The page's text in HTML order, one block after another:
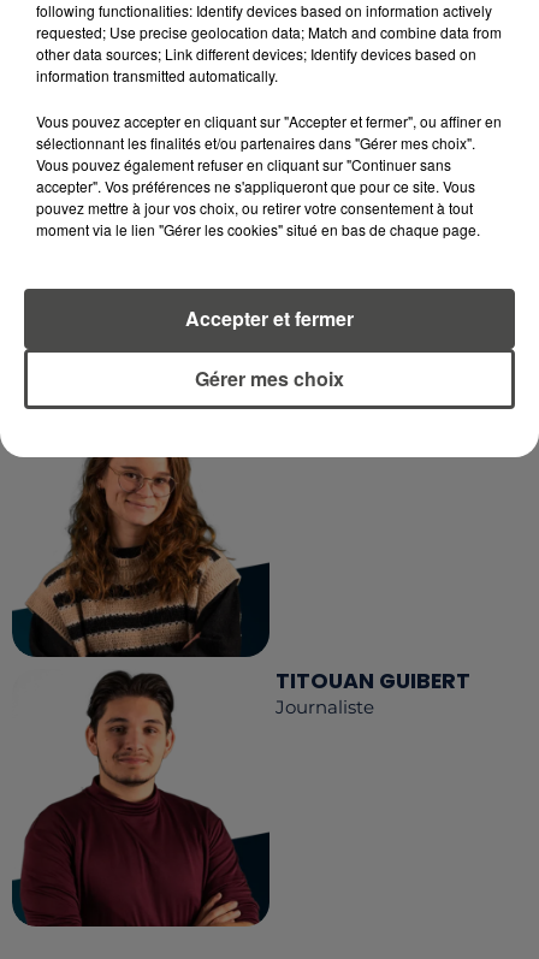
LA RÉDACTION
RCA
Voir toute l'équipe RCA
DIMITRI COUTAND
Journaliste
MARGOT DOUÉTIL
TITOUAN GUIBERT
Journaliste
following functionalities: Identify devices based on information actively
requested; Use precise geolocation data; Match and combine data from
other data sources; Link different devices; Identify devices based on
information transmitted automatically.
Vous pouvez accepter en cliquant sur "Accepter et fermer", ou affiner en
sélectionnant les finalités et/ou partenaires dans "Gérer mes choix".
Vous pouvez également refuser en cliquant sur "Continuer sans
accepter". Vos préférences ne s'appliqueront que pour ce site. Vous
pouvez mettre à jour vos choix, ou retirer votre consentement à tout
moment via le lien "Gérer les cookies" situé en bas de chaque page.
Gérer mes choix
Accepter et fermer